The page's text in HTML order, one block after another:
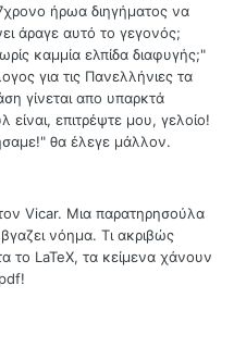
ήρωα διηγήματος να
άραγε αυτό το γεγονός;
καμμία ελπίδα διαφυγής;"
για τις Πανελλήνιες τα
γίνεται απο υπαρκτά
επιτρέψτε μου, γελοίο!
θα έλεγε μάλλον.
Vicar. Μια παρατηρησούλα
νόημα. Τι ακριβώς
το LaTeX, τα κείμενα χάνουν